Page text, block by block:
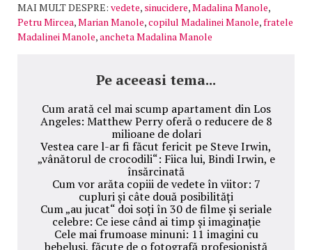
MAI MULT DESPRE: vedete, sinucidere,Madalina Manole,
Petru Mircea,Marian Manole,copilul Madalinei Manole,fratele
Madalinei Manole,ancheta Madalina Manole
Pe aceeasi tema...
Cum arată cel mai scump apartament din Los
Angeles: Matthew Perry oferă o reducere de 8
milioane de dolari
Vestea care l-ar fi făcut fericit pe Steve Irwin,
„vânătorul de crocodili“: Fiica lui, Bindi Irwin, e
însărcinată
Cum vor arăta copiii de vedete în viitor: 7
cupluri și câte două posibilități
Cum „au jucat“ doi soți în 30 de filme și seriale
celebre: Ce iese când ai timp și imaginație
Cele mai frumoase minuni: 11 imagini cu
bebeluși, făcute de o fotografă profesionistă